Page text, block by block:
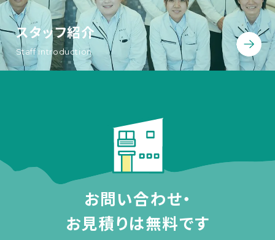
スタッフ紹介
Staff introduction
お問い合わせ・
お見積りは無料です